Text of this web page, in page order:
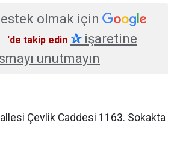
olmak için
'de takip edin ✰işaretine
unutmayın
Çevlik Caddesi 1163. Sokakta